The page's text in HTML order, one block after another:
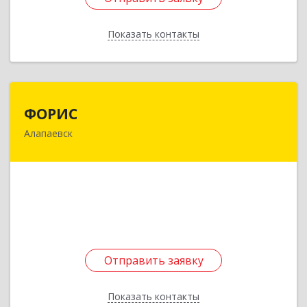
Показать контакты
Назад
ФОРИС
Алапаевск
Отправить заявку
Показать контакты
624601, Свердловская обл, Алапаевск г, Ленина
Отправить заявку
Назад